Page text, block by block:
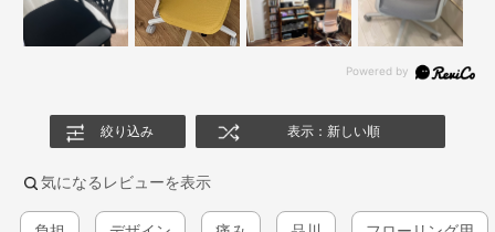
絞り込み 表示：新しい順
気になるレビューを表示